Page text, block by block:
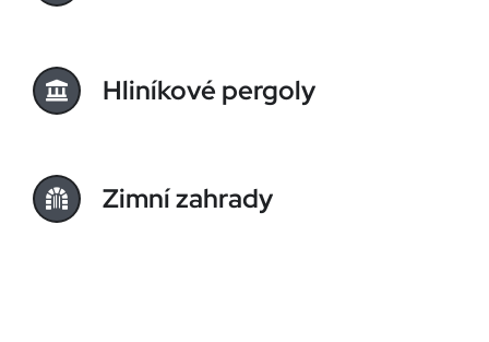
Hliníkové pergoly
Zimní zahrady